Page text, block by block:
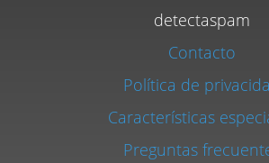
detectaspam
Contacto
Política de
Características
Preguntas